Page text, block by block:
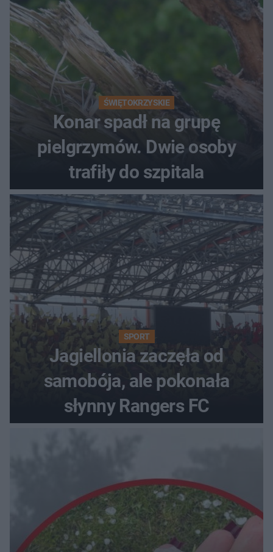
ŚWIĘTOKRZYSKIE
Konar spadł na grupę
pielgrzymów. Dwie osoby
trafiły do szpitala
SPORT
Jagiellonia zaczęła od
samobója, ale pokonała
słynny Rangers FC